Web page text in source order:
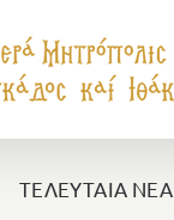
ΤΕΛΕΥΤΑΙΑ ΝΕΑ